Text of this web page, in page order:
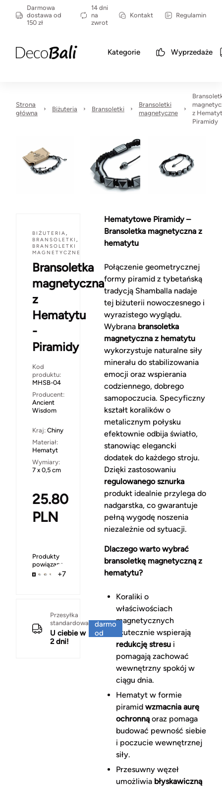
Darmowa
dostawa od
150 zł
14 dni
na
zwrot
Kontakt Regulamin
Kategorie Wyprzedaże
Strona
główna
Biżuteria Bransoletki
Bransoletki
magnetyczne
z
Piramidy
BIŻUTERIA,
BRANSOLETKI ,
BRANSOLETKI
MAGNETYCZNE
Bransoletka
magnetyczna
z
Hematytu
-
Piramidy
Kod
produktu:
MHSB-04
Producent:
Ancient
Wisdom
Kraj: Chiny
Materiał:
Hematyt
Wymiary:
7 x 0,5 cm
25.80
PLN
Produkty
powiązane
+7
Przesyłka
standardowa
U ciebie w
2 dni!
darmo
od
Hematytowe Piramidy –
Bransoletka magnetyczna z
hematytu
Połączenie geometrycznej
formy piramid z tybetańską
tradycją Shamballa nadaje
tej biżuterii nowoczesnego i
wyrazistego wyglądu.
Wybrana bransoletka
magnetyczna z hematytu
wykorzystuje naturalne siły
minerału do stabilizowania
emocji oraz wspierania
codziennego, dobrego
samopoczucia. Specyficzny
kształt koralików o
metalicznym połysku
efektownie odbija światło,
stanowiąc elegancki
dodatek do każdego stroju.
Dzięki zastosowaniu
regulowanego sznurka
produkt idealnie przylega do
nadgarstka, co gwarantuje
pełną wygodę noszenia
niezależnie od sytuacji.
Dlaczego warto wybrać
bransoletkę magnetyczną z
hematytu?
Koraliki o
właściwościach
magnetycznych
skutecznie wspierają
redukcję stresui
pomagają zachować
wewnętrzny spokój w
ciągu dnia.
Hematyt w formie
piramid wzmacnia aurę
ochronnąoraz pomaga
budować pewność siebie
i poczucie wewnętrznej
siły.
Przesuwny węzeł
umożliwia błyskawiczną